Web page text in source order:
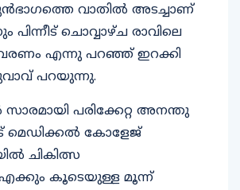
വാതിൽ അടച്ചാണ്
പിന്നീട് ചൊവ്വാഴ്ച രാവിലെ
വരണം എന്നു പറഞ്ഞ് ഇറക്കി
പറയുന്നു.
പരിക്കേറ്റ അനന്തു
മെഡിക്കൽ കോളേജ്
ചികിത്സ
കൂടെയുള്ള മൂന്ന്